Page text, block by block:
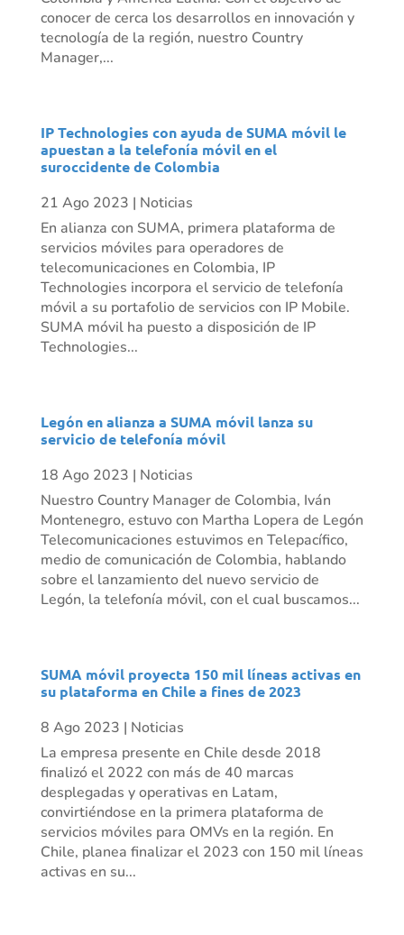
conocer de cerca los desarrollos en innovación y
tecnología de la región, nuestro Country
Manager,...
IP Technologies con ayuda de SUMA móvil le
apuestan a la telefonía móvil en el
suroccidente de Colombia
21 Ago 2023 | Noticias
En alianza con SUMA, primera plataforma de
servicios móviles para operadores de
telecomunicaciones en Colombia, IP
Technologies incorpora el servicio de telefonía
móvil a su portafolio de servicios con IP Mobile.
SUMA móvil ha puesto a disposición de IP
Technologies...
Legón en alianza a SUMA móvil lanza su
servicio de telefonía móvil
18 Ago 2023 | Noticias
Nuestro Country Manager de Colombia, Iván
Montenegro, estuvo con Martha Lopera de Legón
Telecomunicaciones estuvimos en Telepacífico,
medio de comunicación de Colombia, hablando
sobre el lanzamiento del nuevo servicio de
Legón, la telefonía móvil, con el cual buscamos...
SUMA móvil proyecta 150 mil líneas activas en
su plataforma en Chile a fines de 2023
8 Ago 2023 | Noticias
La empresa presente en Chile desde 2018
finalizó el 2022 con más de 40 marcas
desplegadas y operativas en Latam,
convirtiéndose en la primera plataforma de
servicios móviles para OMVs en la región. En
Chile, planea finalizar el 2023 con 150 mil líneas
activas en su...